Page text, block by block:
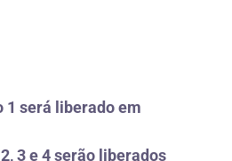
1 será liberado em
3 e 4 serão liberados